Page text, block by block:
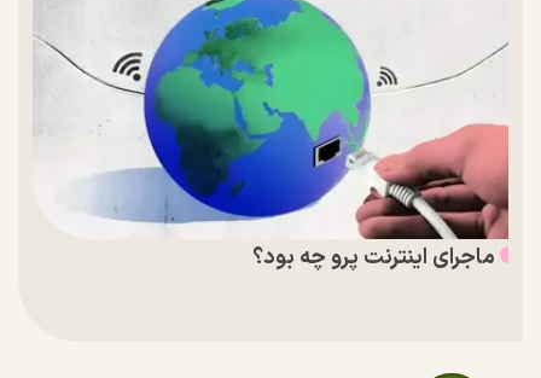
ماجرای اینترنت پرو چه بود؟